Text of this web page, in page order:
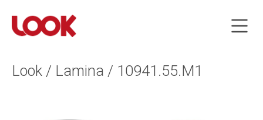
Look / Lamina / 10941.55.M1